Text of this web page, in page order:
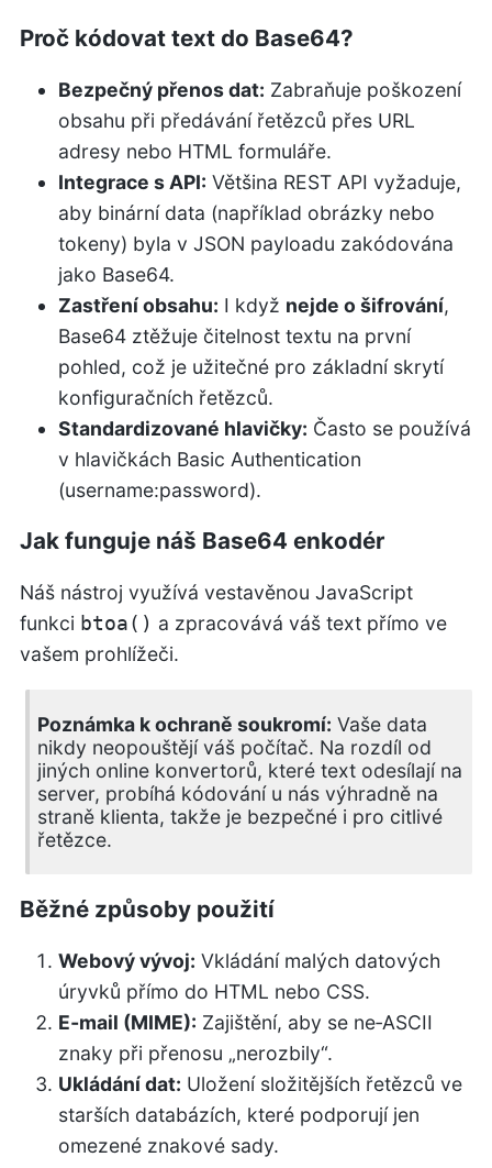
Proč kódovat text do Base64?
Bezpečný přenos dat: Zabraňuje poškození
obsahu při předávání řetězců přes URL
adresy nebo HTML formuláře.
Integrace s API: Většina REST API vyžaduje,
aby binární data (například obrázky nebo
tokeny) byla v JSON payloadu zakódována
jako Base64.
Zastření obsahu: I když nejde o šifrování,
Base64 ztěžuje čitelnost textu na první
pohled, což je užitečné pro základní skrytí
konfiguračních řetězců.
Standardizované hlavičky: Často se používá
v hlavičkách Basic Authentication
(username:password).
Jak funguje náš Base64 enkodér
Náš nástroj využívá vestavěnou JavaScript
funkci btoa() a zpracovává váš text přímo ve
vašem prohlížeči.
Poznámka k ochraně soukromí: Vaše data
nikdy neopouštějí váš počítač. Na rozdíl od
jiných online konvertorů, které text odesílají na
server, probíhá kódování u nás výhradně na
straně klienta, takže je bezpečné i pro citlivé
řetězce.
Běžné způsoby použití
Webový vývoj: Vkládání malých datových
úryvků přímo do HTML nebo CSS.
E‑mail (MIME): Zajištění, aby se ne‑ASCII
znaky při přenosu „nerozbily“.
Ukládání dat: Uložení složitějších řetězců ve
starších databázích, které podporují jen
omezené znakové sady.